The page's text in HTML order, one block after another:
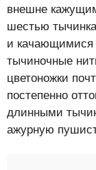
внешне
шестью
и качающимися
тычиночные
цветоножки
постепенно
длинными
ажурную